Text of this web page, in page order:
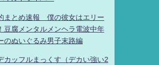
まとめ速報 僕の彼女はエリー
豆腐メンタルメンヘラ電波中年
のぬいぐるみ男子末路編
カッフルまっくす（デカい強い2